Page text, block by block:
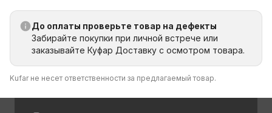
До оплаты проверьте товар на дефекты
Забирайте покупки при личной встрече или
заказывайте Куфар Доставку с осмотром товара.
Kufar не несет ответственности за предлагаемый товар.